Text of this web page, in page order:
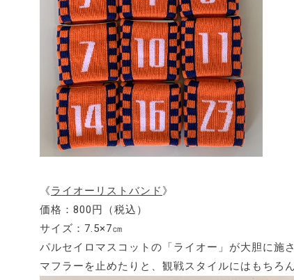
《ライオーリストバンド 》
価格：800円（税込）
サイズ：7.5×7㎝
パルセイロマスコットの「ライオー」が大胆に施
マフラーを止めたりと、観戦スタイルにはもちろ